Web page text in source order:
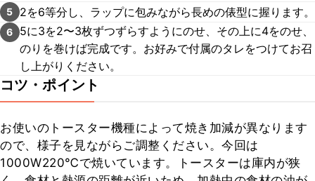
5 2を6等分し、ラップに包みながら長めの俵型に握ります。
6
5に3を2〜3枚ずつずらすようにのせ、その上に4をのせ、
のりを巻けば完成です。お好みで付属のタレをつけてお召
し上がりください。
コツ・ポイント
お使いのトースター機種によって焼き加減が異なります
ので、様子を見ながらご調整ください。今回は
1000W220℃で焼いています。トースターは庫内が狭